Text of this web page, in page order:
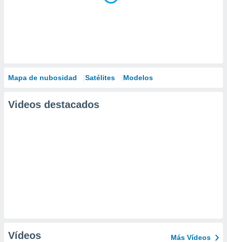
Mapa de nubosidad Satélites Modelos
Videos destacados
Vídeos Más Vídeos